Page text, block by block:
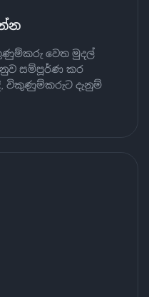
වෙත මුදල්
සම්පූර්ණ කර
විකුණුම්කරුට දැනුම්